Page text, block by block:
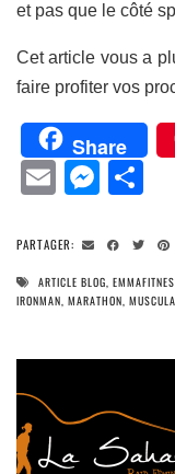
et pas que le côté
Cet article vous a
faire profiter vos
Share
Email
PARTAGER:
ARTICLE BLOG,
IRONMAN, MARATHON,